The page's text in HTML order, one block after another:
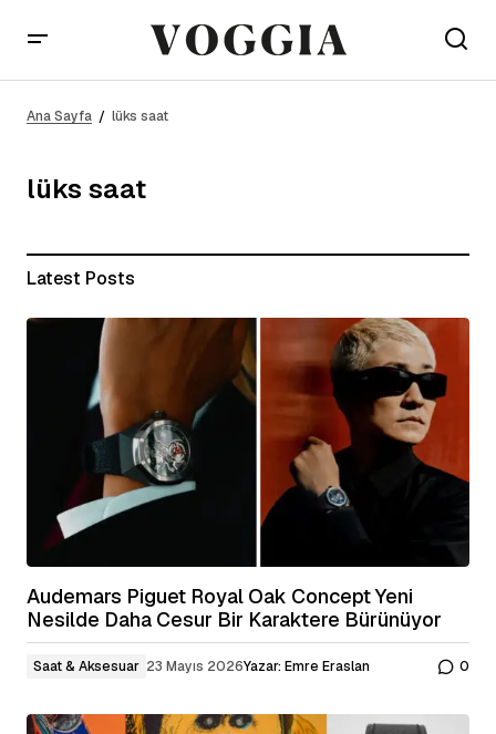
Ana Sayfa lüks saat
lüks saat
Latest Posts
Audemars Piguet Royal Oak Concept Yeni
Nesilde Daha Cesur Bir Karaktere Bürünüyor
Saat & Aksesuar 23 Mayıs 2026Yazar: Emre Eraslan 0